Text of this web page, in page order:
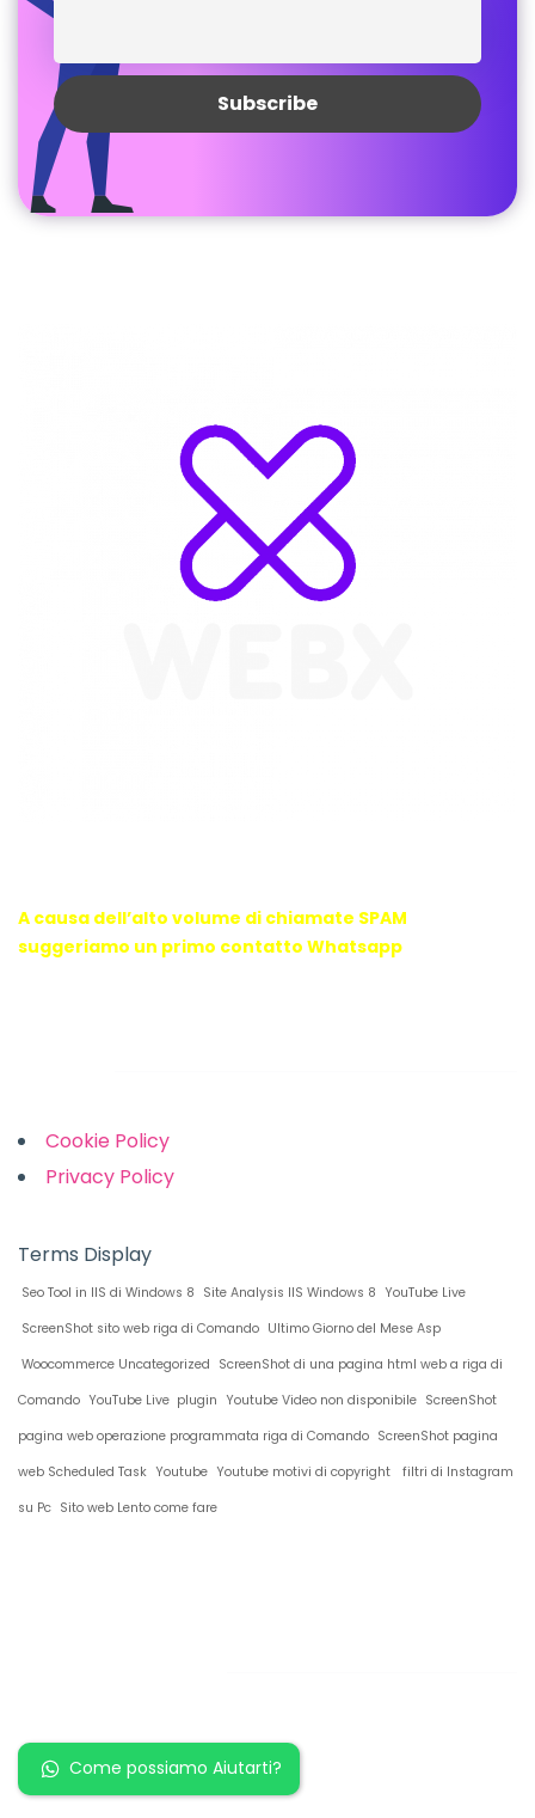
A causa dell’alto volume di chiamate SPAM
suggeriamo un primo contatto Whatsapp
Cookie Policy
Privacy Policy
Terms Display
Seo Tool in IIS di Windows 8 Site Analysis IIS Windows 8 YouTube Live
ScreenShot sito web riga di Comando Ultimo Giorno del Mese Asp
Woocommerce Uncategorized ScreenShot di una pagina html web a riga di
Comando YouTube Live plugin Youtube Video non disponibile ScreenShot
pagina web operazione programmata riga di Comando ScreenShot pagina
web Scheduled Task Youtube Youtube motivi di copyright
filtri di Instagram
su Pc Sito web Lento come fare
Come possiamo Aiutarti?